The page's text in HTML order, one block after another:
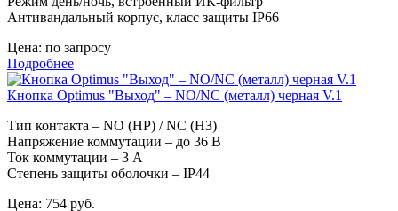
Антивандальный корпус, класс защиты IР66
Цена: по запросу
Подробнее
Кнопка Optimus "Выход" – NO/NC (металл) черная V.1
Тип контакта – NO (НР) / NC (НЗ)
Напряжение коммутации – до 36 В
Ток коммутации – 3 А
Степень защиты оболочки – IP44
Цена: 754 руб.